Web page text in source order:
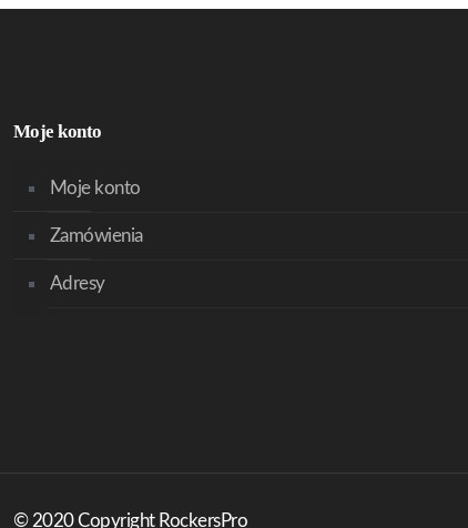
Moje konto
Moje konto
Zamówienia
Adresy
© 2020 Copyright RockersPro